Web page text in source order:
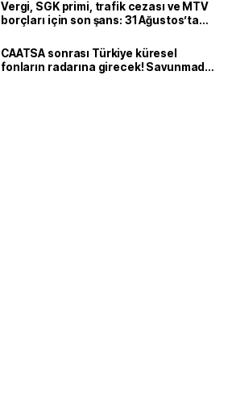
Vergi, SGK primi, trafik cezası ve MTV
borçları için son şans: 31 Ağustos’ta
CAATSA sonrası Türkiye küresel
fonların radarına girecek! Savunmadan